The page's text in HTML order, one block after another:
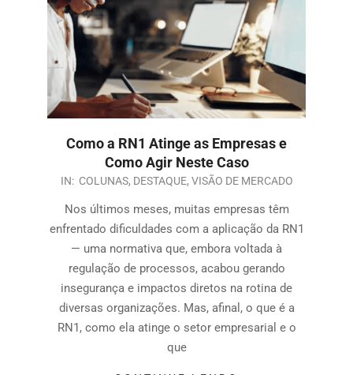
Como a RN1 Atinge as Empresas e
Como Agir Neste Caso
IN: COLUNAS, DESTAQUE, VISÃO DE MERCADO
Nos últimos meses, muitas empresas têm
enfrentado dificuldades com a aplicação da RN1
— uma normativa que, embora voltada à
regulação de processos, acabou gerando
insegurança e impactos diretos na rotina de
diversas organizações. Mas, afinal, o que é a
RN1, como ela atinge o setor empresarial e o
que